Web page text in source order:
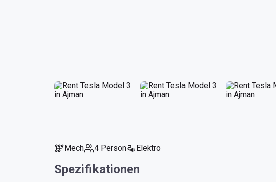
Mech 4 Person Elektro
Spezifikationen